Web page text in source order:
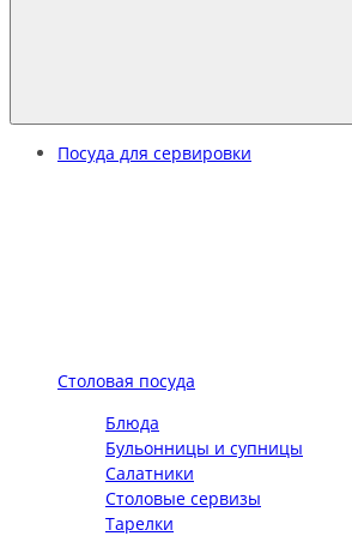
Посуда для сервировки
Столовая посуда
Блюда
Бульонницы и супницы
Салатники
Столовые сервизы
Тарелки